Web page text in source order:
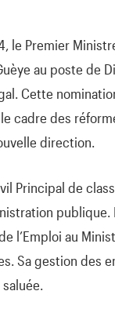
le Premier
au poste de
Cette
cadre des
direction.
Principal de
l’Emploi au
Sa gestion des